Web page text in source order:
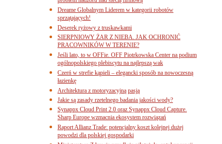
Dreame Globalnym Liderem w kategorii robotów
sprzątających!
Deserek ryżowy z truskawkami
SIERPNIOWY ŻAR Z NIEBA. JAK OCHRONIĆ
PRACOWNIKÓW W TERENIE?
Jeśli lato, to w OFFie. OFF Piotrkowska Center na podium
ogólnopolskiego plebiscytu na najlepszą wak
Czerń w strefie kąpieli – elegancki sposób na nowoczesną
łazienkę
Architektura z motoryzacyjną pasją
Jakie są zasady rzetelnego badania jakości wody?
Synappx Cloud Print 2.0 oraz Synappx Cloud Capture.
Sharp Europe wzmacnia ekosystem rozwiązań
Raport Allianz Trade: potencjalny koszt kolejnej dużej
powodzi dla polskiej gospodarki